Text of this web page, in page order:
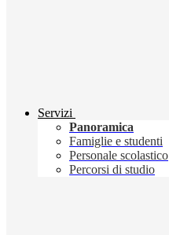
Servizi
Panoramica
Famiglie e studenti
Personale scolastico
Percorsi di studio